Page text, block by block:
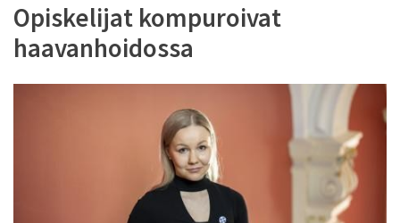
Opiskelijat kompuroivat
haavanhoidossa